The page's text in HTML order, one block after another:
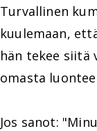
Turvallinen
kuulemaan,
hän tekee siitä
omasta
Jos sanot: